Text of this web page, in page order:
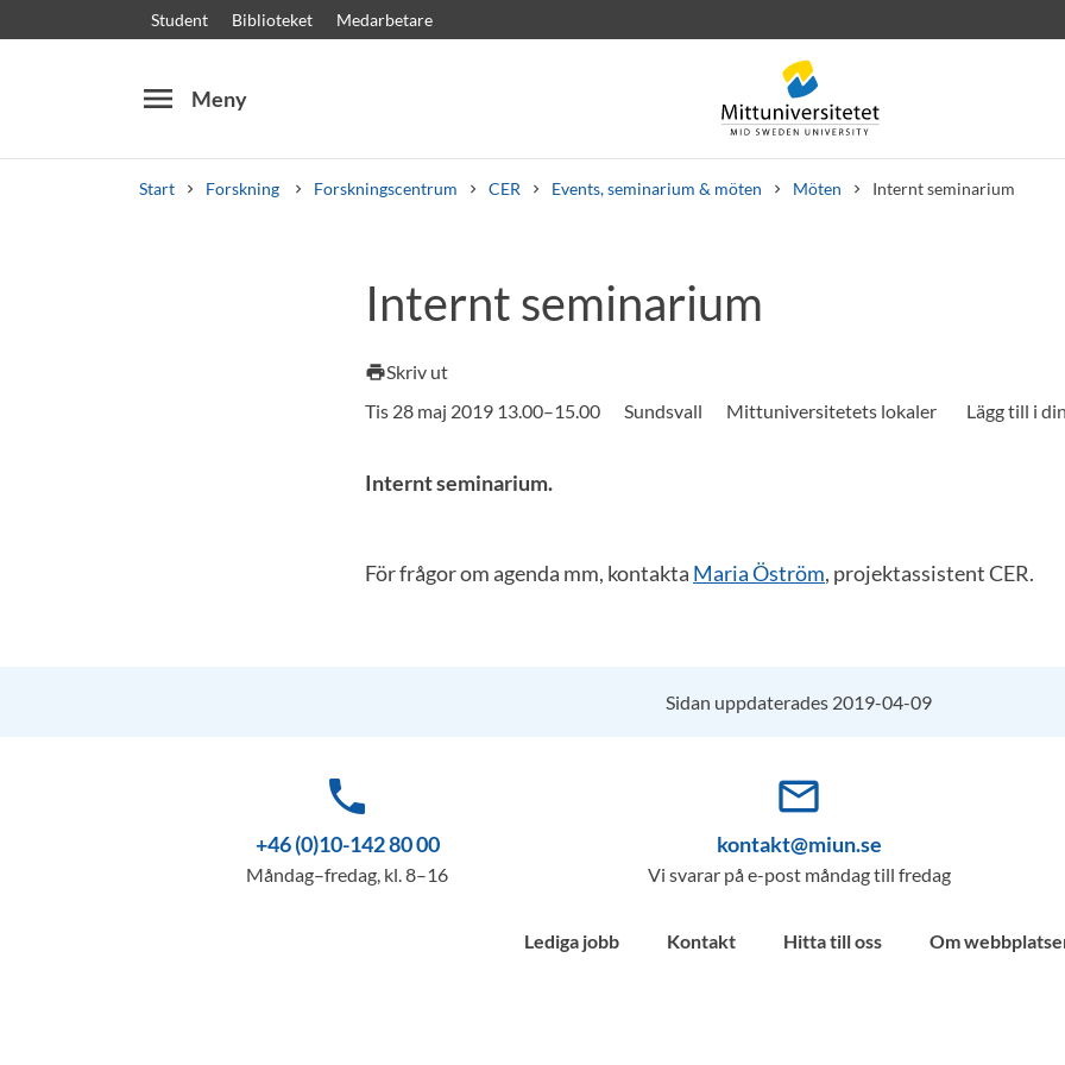
Student Biblioteket Medarbetare
menu Meny
Start Forskning Forskningscentrum CER Events, seminarium & möten Möten Internt seminarium
KursplanerVälkomstbrev PersonalLediga jobb
Internt seminarium
printSkriv ut
Tis 28 maj 2019 13.00–15.00
Sundsvall Mittuniversitetets lokaler
Internt seminarium.
För frågor om agenda mm, kontakta Maria Öström, projektassistent CER.
Sidan uppdaterades 2019-04-09
phone
+46 (0)10-142 80 00
Måndag–fredag, kl. 8–16
mail_outline
kontakt@miun.se
Vi svarar på e-post måndag till fredag
Lediga jobb Kontakt Hitta till oss Om